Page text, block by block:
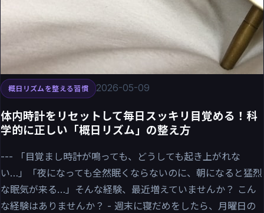
概日リズムを整える習慣 2026-05-09
体内時計をリセットして毎日スッキリ目覚める！科
学的に正しい「概日リズム」の整え方
--- 「目覚まし時計が鳴っても、どうしても起き上がれな
い…」「夜になっても全然眠くならないのに、朝になると猛烈
な眠気が来る…」そんな経験、最近増えていませんか？ こん
な経験はありませんか？ - 週末に寝だめをしたら、月曜日の